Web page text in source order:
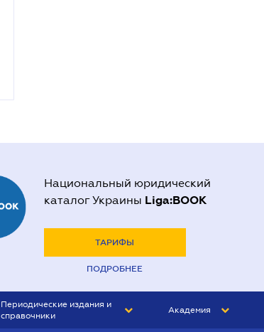
Национальный юридический
каталог Украины Liga:BOOK
ТАРИФЫ
ПОДРОБНЕЕ
Периодические издания и
справочники
Академия